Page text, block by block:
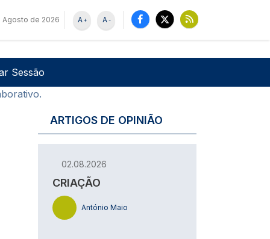
Agosto de 2026 -
A
+
A
de utilizador
Sessão
ARTIGOS DE OPINIÃO
02.08.2026
CRIAÇÃO
António Maio